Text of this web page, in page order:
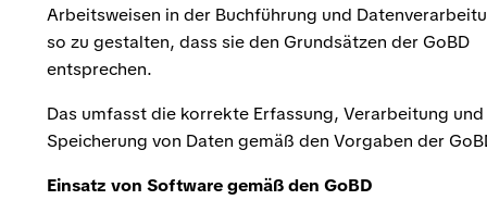
Arbeitsweisen in der Buchführung und
so zu gestalten, dass sie den Grundsätzen der GoBD
entsprechen.
Das umfasst die korrekte Erfassung, Verarbeitung und
Speicherung von Daten gemäß den Vorgaben der
Einsatz von Software gemäß den GoBD